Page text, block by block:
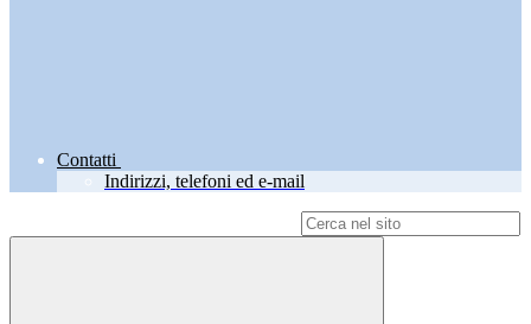
Contatti
Indirizzi, telefoni ed e-mail